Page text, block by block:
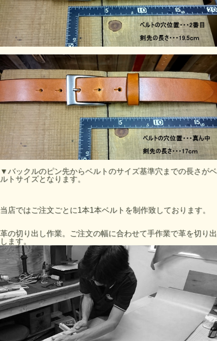
▼バックルのピン先からベルトのサイズ基準穴までの長さがベ
ルトサイズとなります。
当店ではご注文ごとに1本1本ベルトを制作致しております。
革の切り出し作業。ご注文の幅に合わせて手作業で革を切り出
します。